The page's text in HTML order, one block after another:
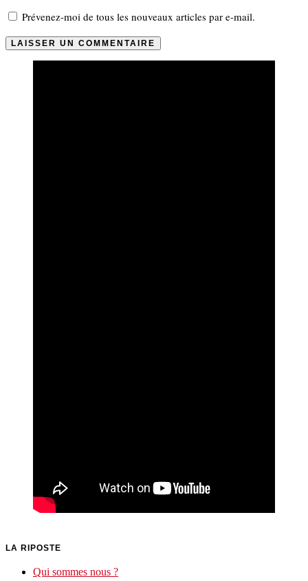
Prévenez-moi de tous les nouveaux articles par e-mail.
LA RIPOSTE
Qui sommes nous ?